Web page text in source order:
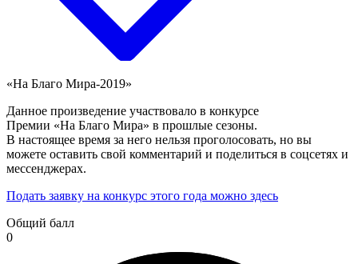
«На Благо Мира-2019»
Данное произведение участвовало в конкурсе
Премии «На Благо Мира» в прошлые сезоны.
В настоящее время за него нельзя проголосовать, но вы
можете оставить свой комментарий и поделиться в соцсетях и
мессенджерах.
Подать заявку на конкурс этого года можно здесь
Общий балл
0